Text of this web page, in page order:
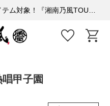
甲子園